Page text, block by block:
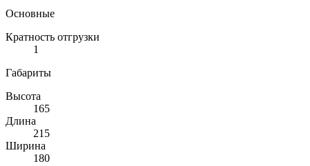
Основные
Кратность отгрузки
1
Габариты
Высота
165
Длина
215
Ширина
180